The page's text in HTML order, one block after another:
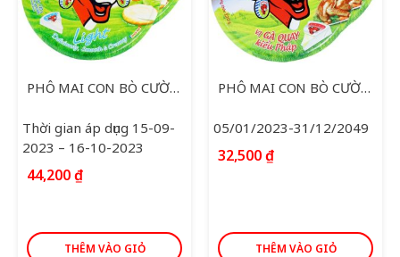
PHÔ MAI CON BÒ CƯỜI LIGHT 120G
Thời gian áp dụng 15-09-
2023 – 16-10-2023
44,200₫
THÊM VÀO GIỎ
PHÔ MAI CON BÒ CƯỜI GÀ QUAY PHÁP 120G
05/01/2023-31/12/2049
32,500₫
THÊM VÀO GIỎ